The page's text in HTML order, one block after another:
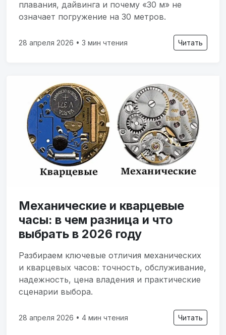
плавания, дайвинга и почему «30 м» не
означает погружение на 30 метров.
28 апреля 2026 • 3 мин чтения Читать
Механические и кварцевые
часы: в чем разница и что
выбрать в 2026 году
Разбираем ключевые отличия механических
и кварцевых часов: точность, обслуживание,
надежность, цена владения и практические
сценарии выбора.
28 апреля 2026 • 4 мин чтения Читать